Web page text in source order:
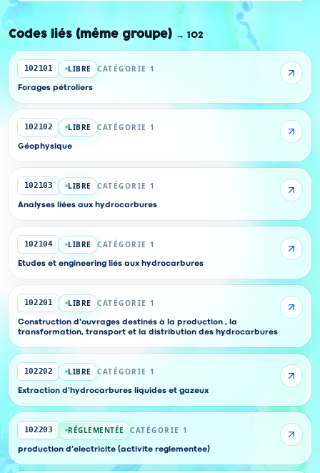
Codes liés (même groupe) → 102
102101 LIBRE CATÉGORIE 1
Forages pétroliers
102102 LIBRE CATÉGORIE 1
Géophysique
102103 LIBRE CATÉGORIE 1
Analyses liées aux hydrocarbures
102104 LIBRE CATÉGORIE 1
Etudes et engineering liés aux hydrocarbures
102201 LIBRE CATÉGORIE 1
Construction d'ouvrages destinés à la production , la
transformation, transport et la distribution des hydrocarbures
102202 LIBRE CATÉGORIE 1
Extraction d'hydrocarbures liquides et gazeux
102203 RÉGLEMENTÉE CATÉGORIE 1
production d’electricite (activite reglementee)